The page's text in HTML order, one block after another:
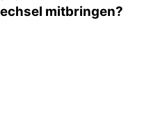
mitbringen?